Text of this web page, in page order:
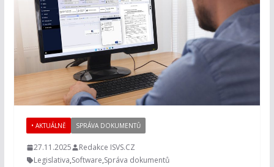
• AKTUÁLNĚ SPRÁVA DOKUMENTŮ
27.11.2025
Redakce ISVS.CZ
Legislativa,Software,Správa dokumentů